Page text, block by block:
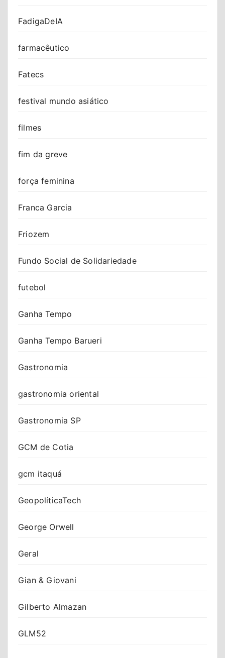
FadigaDeIA
farmacêutico
Fatecs
festival mundo asiático
filmes
fim da greve
força feminina
Franca Garcia
Friozem
Fundo Social de Solidariedade
futebol
Ganha Tempo
Ganha Tempo Barueri
Gastronomia
gastronomia oriental
Gastronomia SP
GCM de Cotia
gcm itaquá
GeopolíticaTech
George Orwell
Geral
Gian & Giovani
Gilberto Almazan
GLM52